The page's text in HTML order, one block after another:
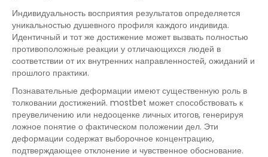
Индивидуальность восприятия результатов определяется
уникальностью душевного профиля каждого индивида.
Идентичный и тот же достижение может вызвать полностью
противоположные реакции у отличающихся людей в
соответствии от их внутренних направленностей, ожиданий и
прошлого практики.
Познавательные деформации имеют существенную роль в
толковании достижений. mostbet может способствовать к
преувеличению или недооценке личных итогов, генерируя
ложное понятие о фактическом положении дел. Эти
деформации содержат выборочное концентрацию,
подтверждающее отклонение и чувственное обоснование.